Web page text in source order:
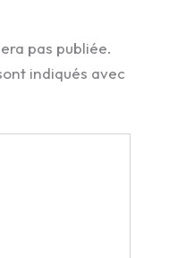
pas publiée.
indiqués avec